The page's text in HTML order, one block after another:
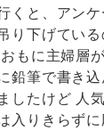
くと、アン
り下げている
もに主婦層
鉛筆で書き
したけど 人
入りきらず